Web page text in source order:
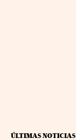
ÚLTIMAS NOTICIAS